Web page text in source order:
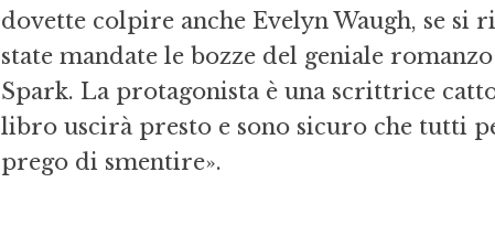
dovette colpire anche Evelyn Waugh, se si
state mandate le bozze del geniale
Spark. La protagonista è una scrittrice
libro uscirà presto e sono sicuro che tutti
prego di smentire».